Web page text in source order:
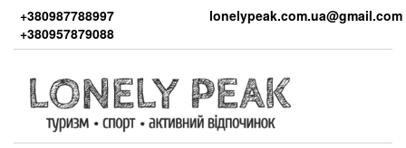
the
+380987788997
+380957879088
lonelypeak.com.ua@gmail.com